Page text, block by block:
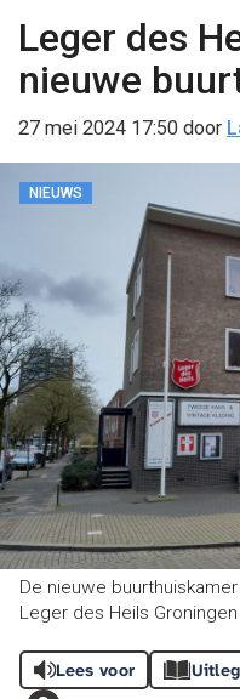
Leger des
nieuwe
27 mei 2024 17:50 door
NIEUWS
De nieuwe
Leger des Heils Groningen
Lees voor